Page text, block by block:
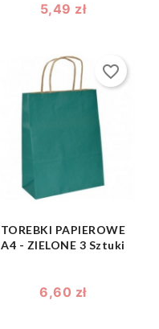
5,49 zł
shopping_bag
TOREBKI PAPIEROWE
A4 - ZIELONE 3 Sztuki
6,60 zł
favorite_border